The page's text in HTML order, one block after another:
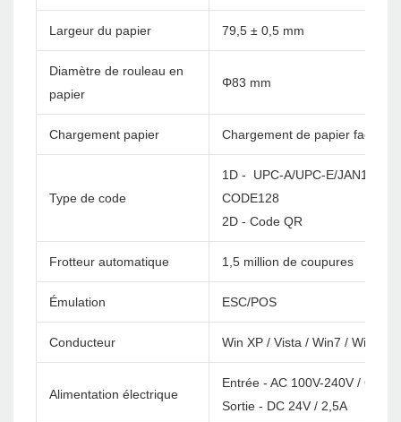
Largeur du papier 79,5 ± 0,5 mm
Diamètre de rouleau en
papier
Φ83 mm
Chargement papier Chargement de papier facile
Type de code
1D - UPC-A/UPC-E/
CODE128
2D - Code QR
Frotteur automatique 1,5 million de coupures
Émulation ESC/POS
Conducteur Win XP / Vista / Win7 / Win8 /
Alimentation électrique
Entrée - AC 100V-240V / 60Hz
Sortie - DC 24V / 2,5A